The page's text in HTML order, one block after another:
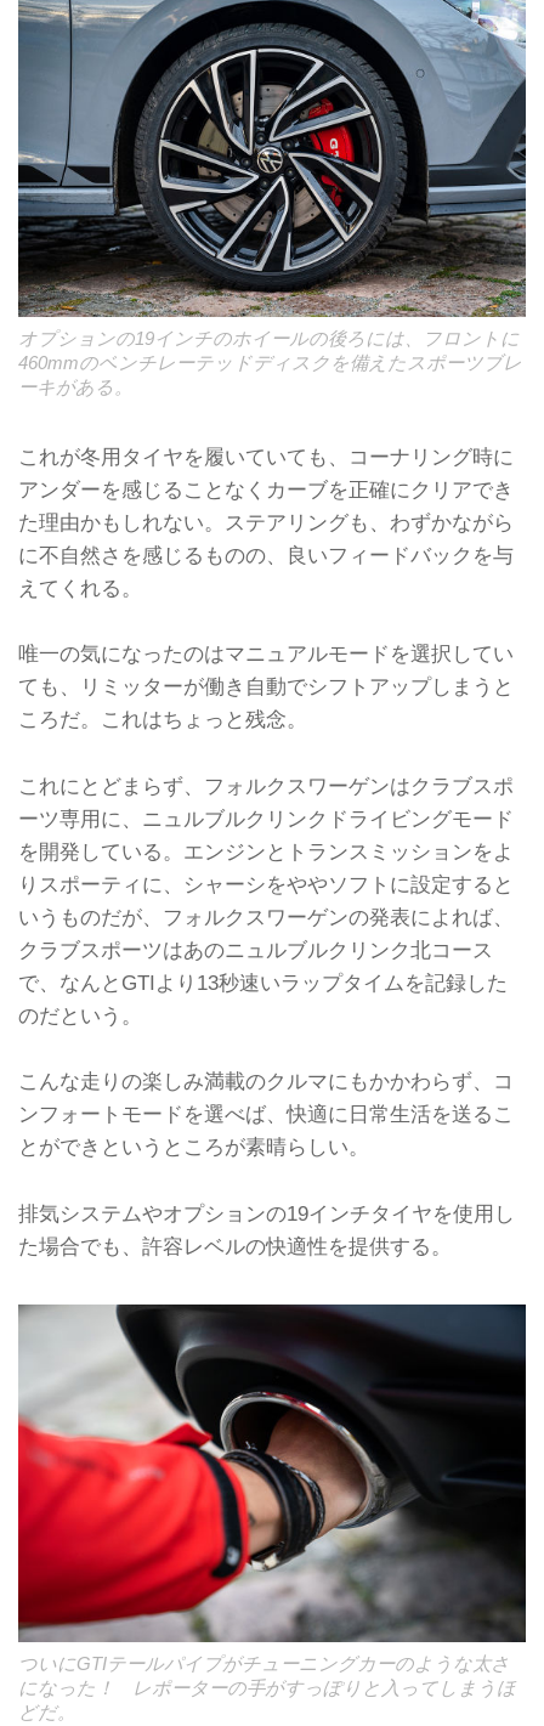
オプションの19インチのホイールの後ろには、フロントに
460mmのベンチレーテッドディスクを備えたスポーツブレ
ーキがある。
これが冬用タイヤを履いていても、コーナリング時に
アンダーを感じることなくカーブを正確にクリアでき
た理由かもしれない。ステアリングも、わずかながら
に不自然さを感じるものの、良いフィードバックを与
えてくれる。
唯一の気になったのはマニュアルモードを選択してい
ても、リミッターが働き自動でシフトアップしまうと
ころだ。これはちょっと残念。
これにとどまらず、フォルクスワーゲンはクラブスポ
ーツ専用に、ニュルブルクリンクドライビングモード
を開発している。エンジンとトランスミッションをよ
りスポーティに、シャーシをややソフトに設定すると
いうものだが、フォルクスワーゲンの発表によれば、
クラブスポーツはあのニュルブルクリンク北コース
で、なんとGTIより13秒速いラップタイムを記録した
のだという。
こんな走りの楽しみ満載のクルマにもかかわらず、コ
ンフォートモードを選べば、快適に日常生活を送るこ
とができというところが素晴らしい。
排気システムやオプションの19インチタイヤを使用し
た場合でも、許容レベルの快適性を提供する。
ついにGTIテールパイプがチューニングカーのような太さ
になった！ レポーターの手がすっぽりと入ってしまうほ
どだ。